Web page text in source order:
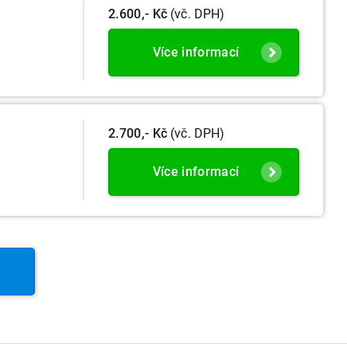
2.600,- Kč (vč. DPH)
Více informací
2.700,- Kč (vč. DPH)
Více informací